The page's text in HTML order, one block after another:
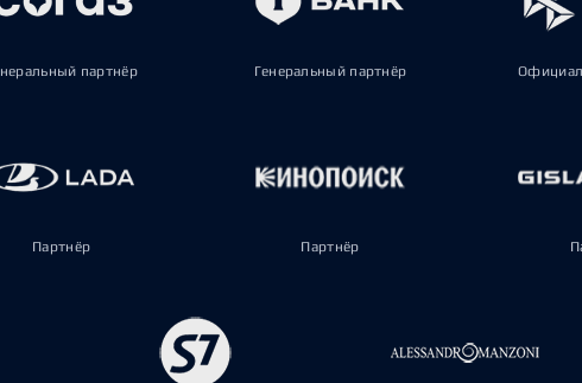
партнёр Генеральный партнёр
Партнёр Партнёр